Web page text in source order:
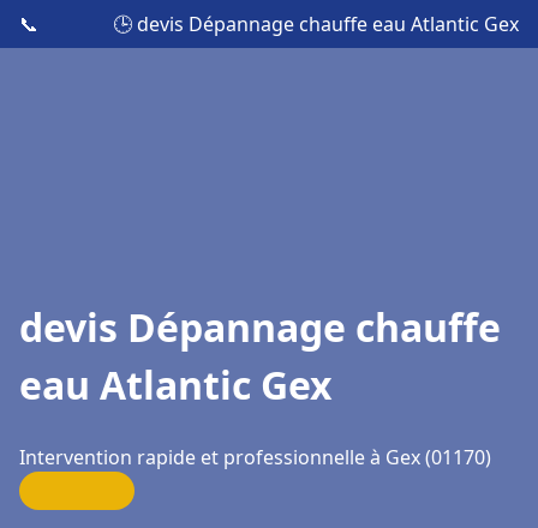
📞 🕒 devis Dépannage chauffe eau Atlantic Gex
devis Dépannage chauffe
eau Atlantic Gex
Intervention rapide et professionnelle à Gex (01170)